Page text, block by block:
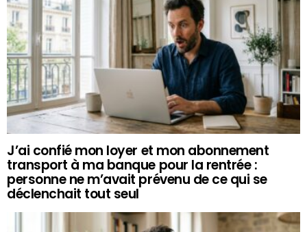
J’ai confié mon loyer et mon abonnement
transport à ma banque pour la rentrée :
personne ne m’avait prévenu de ce qui se
déclenchait tout seul